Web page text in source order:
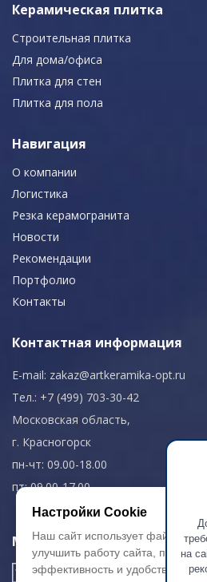
на
Керамическая плитка
Строительная плитка
Для дома/офиса
Плитка для стен
Плитка для пола
Навигация
О компании
Логистика
Резка керамогранита
Новости
Рекомендации
Портфолио
Контакты
Контактная информация
E-mail: zakaz@artkeramika-opt.ru
Тел.: +7 (499) 703-30-42
Московская область,
г. Красногорск
пн-чт: 09.00-18.00
пт: 09.00-17.00
Мы в соц. сетях
Настройки Cookie
Наш сайт использует файлы
улучшить работу сайта,
эффективность и удобство.